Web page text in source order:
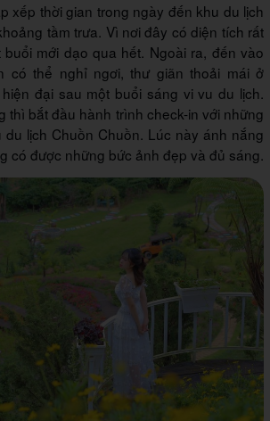
xếp thời gian trong ngày đến khu du lịch
tầm trưa. Vì nơi đây có diện tích rất
mới dạo qua hết. Ngoài ra, đến vào
có thể nghỉ ngơi, thư giãn thoải mái ở
đại sau một buổi sáng vi vu du lịch.
thì bắt đầu hành trình check-in với những
lịch Chuồn Chuồn. Lúc này ánh nắng
có được những bức ảnh đẹp và đủ sáng.